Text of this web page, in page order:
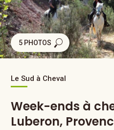
5 PHOTOS
Le Sud à Cheval
Week-ends à
Luberon,